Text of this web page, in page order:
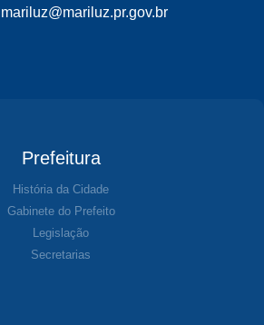
mariluz@mariluz.pr.gov.br
Prefeitura
História da Cidade
Gabinete do Prefeito
Legislação
Secretarias